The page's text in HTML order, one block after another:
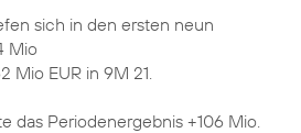
sich in den ersten neun
Mio
Mio EUR in 9M 21.
das Periodenergebnis +106 Mio.